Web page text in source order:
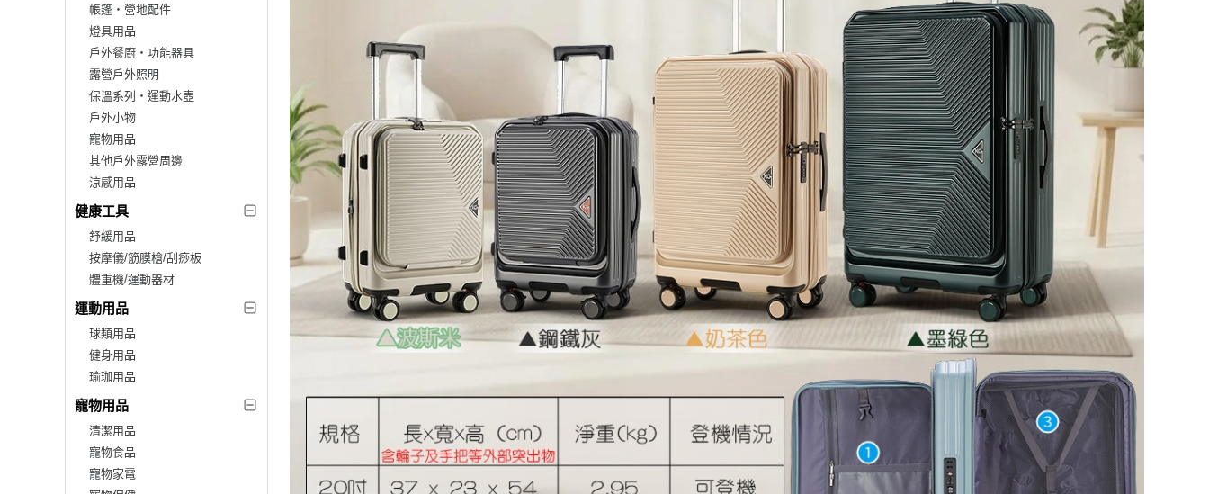
帳篷‧營地配件
燈具用品
戶外餐廚‧功能器具
露營戶外照明
保溫系列‧運動水壺
戶外小物
寵物用品
其他戶外露營周邊
涼感用品
健康工具
舒緩用品
按摩儀/筋膜槍/刮痧板
體重機/運動器材
運動用品
球類用品
健身用品
瑜珈用品
寵物用品
清潔用品
寵物食品
寵物家電